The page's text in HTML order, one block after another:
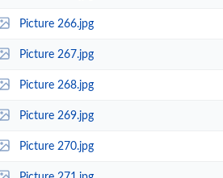
Picture 266.jpg
Picture 267.jpg
Picture 268.jpg
Picture 269.jpg
Picture 270.jpg